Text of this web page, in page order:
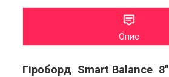
Опис
Гіроборд Smart Balance 8"